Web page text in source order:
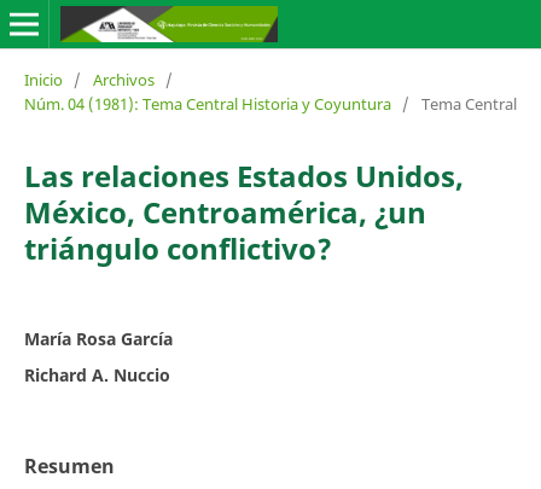
Inicio / Archivos /
Núm. 04 (1981): Tema Central Historia y Coyuntura / Tema Central
Las relaciones Estados Unidos,
México, Centroamérica, ¿un
triángulo conflictivo?
María Rosa García
Richard A. Nuccio
Resumen